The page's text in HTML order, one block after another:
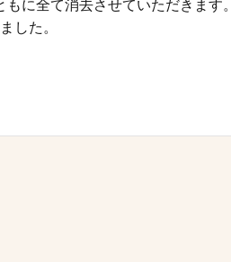
に全て消去させていただきます。
した。